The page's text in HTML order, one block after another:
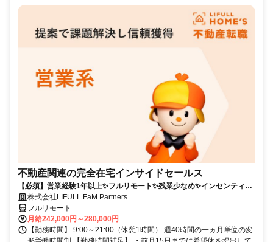
不動産関連の完全在宅インサイドセールス
【必須】営業経験1年以上✨フルリモート✨残業少なめ✨インセンティブ
有 株式会社LIFULL FaM Partners
フルリモート
月給242,000円～280,000円
【勤務時間】 9:00～21:00（休憩1時間） 週40時間の一ヵ月単位の変